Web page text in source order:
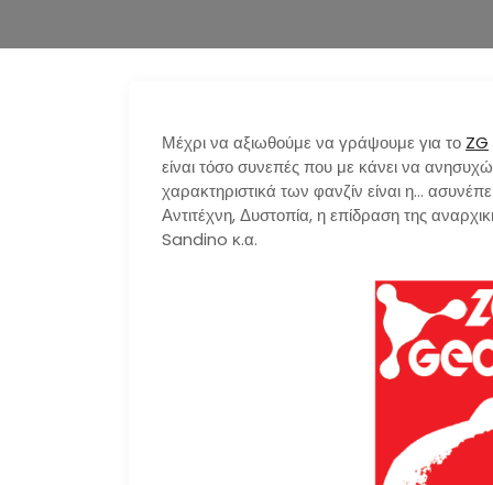
Μέχρι να αξιωθούμε να γράψουμε για το ZG
είναι τόσο συνεπές που με κάνει να
χαρακτηριστικά των φανζίν είναι η…
Αντιτέχνη, Δυστοπία, η επίδραση της
Sandino κ.α.